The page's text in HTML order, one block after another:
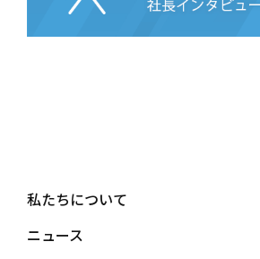
私たちについて
ニュース